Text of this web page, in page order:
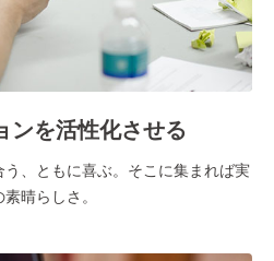
ンを活性化させる
、ともに喜ぶ。そこに集まれば実
晴らしさ。